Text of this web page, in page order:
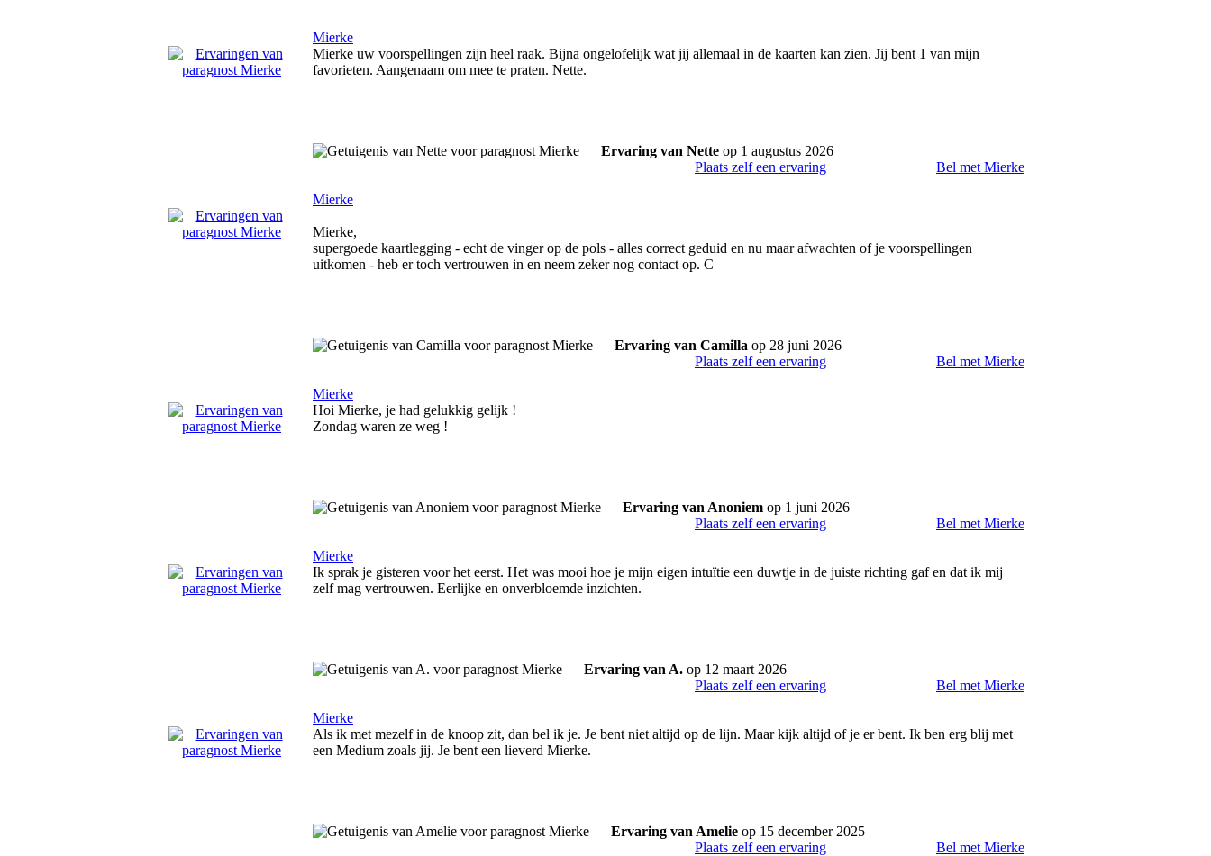
Mierke
Mierke uw voorspellingen zijn heel raak. Bijna ongelofelijk wat jij allemaal in de kaarten kan zien. Jij bent 1 van mijn
favorieten. Aangenaam om mee te praten. Nette.
Ervaring van Nette op 1 augustus 2026
Plaats zelf een ervaring
Bel met Mierke
Mierke
Mierke,
supergoede kaartlegging - echt de vinger op de pols - alles correct geduid en nu maar afwachten of je voorspellingen
uitkomen - heb er toch vertrouwen in en neem zeker nog contact op. C
Ervaring van Camilla op 28 juni 2026
Plaats zelf een ervaring
Bel met Mierke
Mierke
Hoi Mierke, je had gelukkig gelijk !
Zondag waren ze weg !
Ervaring van Anoniem op 1 juni 2026
Plaats zelf een ervaring
Bel met Mierke
Mierke
Ik sprak je gisteren voor het eerst. Het was mooi hoe je mijn eigen intuïtie een duwtje in de juiste richting gaf en dat ik mij
zelf mag vertrouwen. Eerlijke en onverbloemde inzichten.
Ervaring van A. op 12 maart 2026
Plaats zelf een ervaring
Bel met Mierke
Mierke
Als ik met mezelf in de knoop zit, dan bel ik je. Je bent niet altijd op de lijn. Maar kijk altijd of je er bent. Ik ben erg blij met
een Medium zoals jij. Je bent een lieverd Mierke.
Ervaring van Amelie op 15 december 2025
Plaats zelf een ervaring
Bel met Mierke